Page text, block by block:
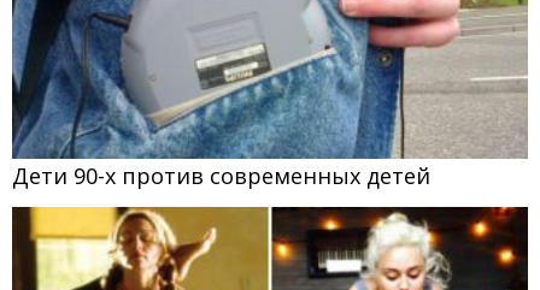
Дети 90-х против современных детей